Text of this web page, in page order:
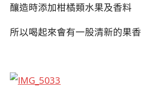
釀造時添加柑橘類水果及香料
所以喝起來會有一股清新的果香